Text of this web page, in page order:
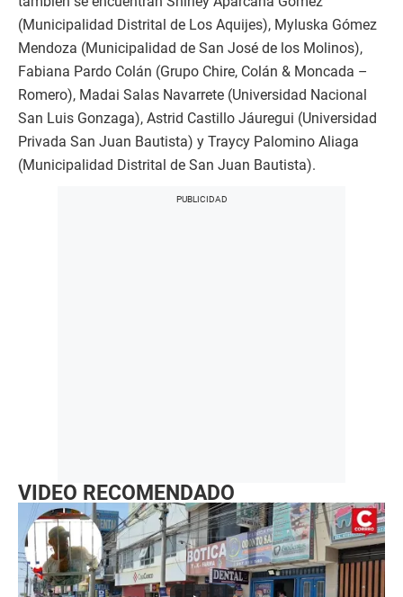
(Municipalidad Distrital de Los Aquijes), Myluska Gómez
Mendoza (Municipalidad de San José de los Molinos),
Fabiana Pardo Colán (Grupo Chire, Colán & Moncada –
Romero), Madai Salas Navarrete (Universidad Nacional
San Luis Gonzaga), Astrid Castillo Jáuregui (Universidad
Privada San Juan Bautista) y Traycy Palomino Aliaga
(Municipalidad Distrital de San Juan Bautista).
VIDEO RECOMENDADO